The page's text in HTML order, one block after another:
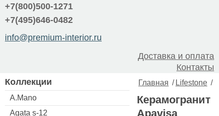
+7(800)500-1271
+7(495)646-0482
info@premium-interior.ru
Доставка и оплата
Контакты
Коллекции
A.Mano
Agata s-12
Главная / Lifestone /
Керамогранит
Apavisa